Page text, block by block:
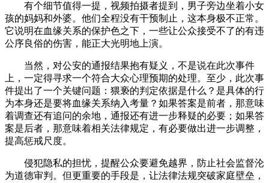
有个细节值得一提，视频拍摄者提到，男子旁边坐着小女
孩的妈妈和外婆。他们全程没有干预制止，这本身极不正常。
它说明在血缘关系的保护色之下，一些让公众接受不了的有违
公序良俗的伤害，能正大光明地上演。
当然，对公安的通报结果抱有疑义，不是说在此次事件
上，一定得寻求一个符合大众心理预期的处理。至少，此次事
件提出了一个关键问题：猥亵的判定依据是什么？是具体的行
为本身还是要将血缘关系纳入考量？如果答案是前者，那意味
着调查还有追问的余地，通报还有进一步释疑的必要；如果答
案是后者，那意味着相关法律规定，有必要做出进一步调整，
提高惩戒尺度。
侵犯隐私的担忧，提醒公众要避免越界，防止社会监督沦
为道德审判。但更重要的手段是，让法律法规突破家庭壁垒，